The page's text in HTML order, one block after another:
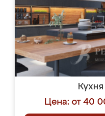
Цена: от 40